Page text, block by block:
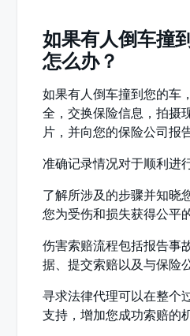
如果有人倒车撞
怎么办？
如果有人倒车撞到您的车
全，交换保险信息，拍摄
片，并向您的保险公司报
准确记录情况对于顺利进
了解所涉及的步骤并知晓
您为受伤和损失获得公平
伤害索赔流程包括报告事
据、提交索赔以及与保险
寻求法律代理可以在整个
支持，增加您成功索赔的